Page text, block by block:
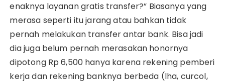
enaknya layanan gratis transfer?” Biasanya yang
merasa seperti itu jarang atau bahkan tidak
pernah melakukan transfer antar bank. Bisa jadi
dia juga belum pernah merasakan honornya
dipotong Rp 6,500 hanya karena rekening pemberi
kerja dan rekening banknya berbeda (lha, curcol,